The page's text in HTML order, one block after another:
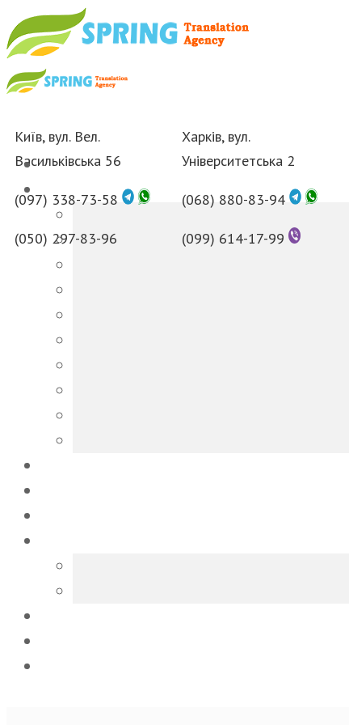
Київ, вул. Вел.
Васильківська 56
(097) 338-73-58
(050) 297-83-96
Харків, вул.
Університетська 2
(068) 880-83-94
(099) 614-17-99